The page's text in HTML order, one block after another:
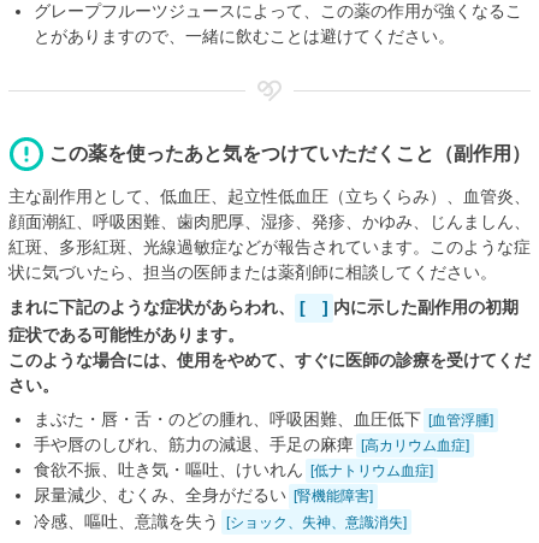
グレープフルーツジュースによって、この薬の作用が強くなるこ
とがありますので、一緒に飲むことは避けてください。
この薬を使ったあと気をつけていただくこと（副作用）
主な副作用として、低血圧、起立性低血圧（立ちくらみ）、血管炎、
顔面潮紅、呼吸困難、歯肉肥厚、湿疹、発疹、かゆみ、じんましん、
紅斑、多形紅斑、光線過敏症などが報告されています。このような症
状に気づいたら、担当の医師または薬剤師に相談してください。
まれに下記のような症状があらわれ、
[ ] 内に示した副作用の初期
症状である可能性があります。
このような場合には、使用をやめて、すぐに医師の診療を受けてくだ
さい。
まぶた・唇・舌・のどの腫れ、呼吸困難、血圧低下 [血管浮腫]
手や唇のしびれ、筋力の減退、手足の麻痺 [高カリウム血症]
食欲不振、吐き気・嘔吐、けいれん [低ナトリウム血症]
尿量減少、むくみ、全身がだるい [腎機能障害]
冷感、嘔吐、意識を失う [ショック、失神、意識消失]